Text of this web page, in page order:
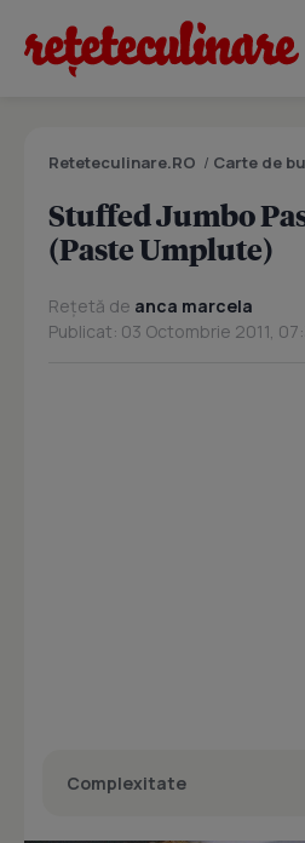
Reteteculinare.RO / Carte de
Stuffed Jumbo
(Paste Umplute)
Rețetă de anca marcela
Publicat: 03 Octombrie 2011,
Complexitate